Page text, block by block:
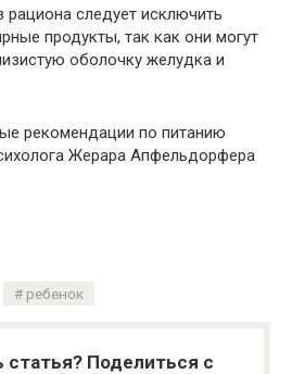
следует исключить
продукты, так как они могут
оболочку желудка и
рекомендации по питанию
Жерара Апфельдорфера
ребенок
статья? Поделиться с